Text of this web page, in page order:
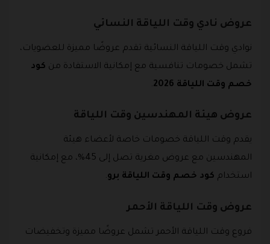
عروض نادي وقت اللياقة النسائي
نوادي وقت اللياقة النسائية تقدم عروضًا مميزة للعضويات،
تشمل خصومات تنافسية مع إمكانية الاستفادة من كود
خصم وقت اللياقة 2026
.
عروض هيئة المهندسين وقت اللياقة
يقدم وقت اللياقة خصومات خاصة لأعضاء هيئة
المهندسين مع عروض مغرية تصل إلى 45%، مع إمكانية
استخدام كود خصم وقت اللياقة برو.
عروض وقت اللياقة الأحمر
فروع وقت اللياقة الأحمر تشمل عروضًا مميزة وتخفيضات